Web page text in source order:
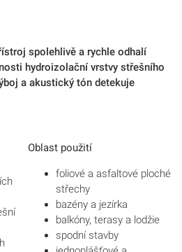
spolehlivě a rychle odhalí
hydroizolační vrstvy střešního
a akustický tón detekuje
Oblast použití
foliové a asfaltové ploché
střechy
bazény a jezírka
balkóny, terasy a lodžie
spodní stavby